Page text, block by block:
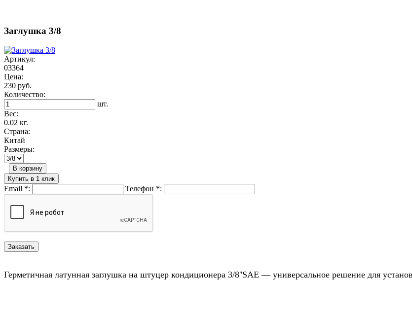
Заглушка 3/8
Артикул:
03364
Цена:
230 руб.
Количество:
шт.
Вес:
0.02 кг.
Страна:
Китай
Размеры:
В корзину
Купить в 1 клик
Email *: Телефон *:
Герметичная латунная заглушка на штуцер кондиционера 3/8''SAE — универсальное решение для